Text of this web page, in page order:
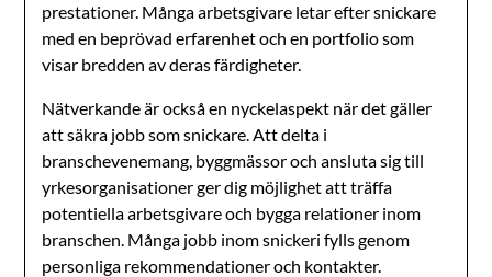
prestationer. Många arbetsgivare letar efter snickare
med en beprövad erfarenhet och en portfolio som
visar bredden av deras färdigheter.
Nätverkande är också en nyckelaspekt när det gäller
att säkra jobb som snickare. Att delta i
branschevenemang, byggmässor och ansluta sig till
yrkesorganisationer ger dig möjlighet att träffa
potentiella arbetsgivare och bygga relationer inom
branschen. Många jobb inom snickeri fylls genom
personliga rekommendationer och kontakter.